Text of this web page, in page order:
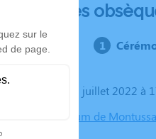
Déroulé des
Le lundi 18 juillet 2022 à
Crématorium de